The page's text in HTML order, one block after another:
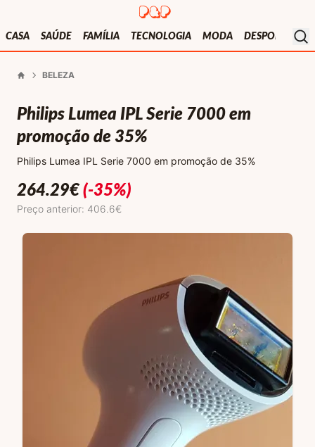
Presentes e Prendas
CASA SAÚDE FAMÍLIA TECNOLOGIA MODA DESPORTO
BELEZA
Philips Lumea IPL Serie 7000 em
promoção de 35%
Philips Lumea IPL Serie 7000 em promoção de 35%
264.29€(-35%)
Preço anterior: 406.6€